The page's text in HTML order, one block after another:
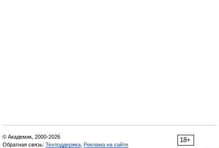
18+
© Академик, 2000-2026
Обратная связь: Техподдержка Реклама на сайте